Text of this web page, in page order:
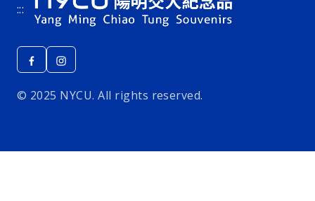
:::
© 2025 NYCU. All rights reserved.